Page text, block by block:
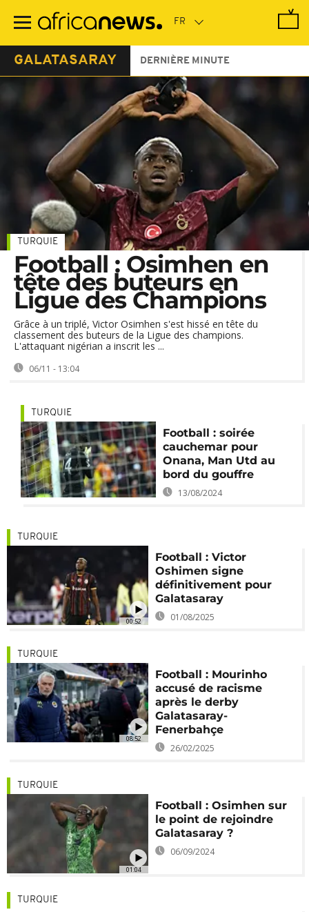
contenu
GALATASARAY DERNIÈRE MINUTE
TURQUIE
Football : Osimhen en
tête des buteurs en
Ligue des Champions
Grâce à un triplé, Victor Osimhen s'est hissé en tête du
classement des buteurs de la Ligue des champions.
L'attaquant nigérian a inscrit les ...
06/11 - 13:04
TURQUIE
Football : soirée
cauchemar pour
Onana, Man Utd au
bord du gouffre
13/08/2024
00:52
TURQUIE
Football : Victor
Oshimen signe
définitivement pour
Galatasaray
01/08/2025
08:52
TURQUIE
Football : Mourinho
accusé de racisme
après le derby
Galatasaray-
Fenerbahçe
26/02/2025
01:04
TURQUIE
Football : Osimhen sur
le point de rejoindre
Galatasaray ?
06/09/2024
TURQUIE